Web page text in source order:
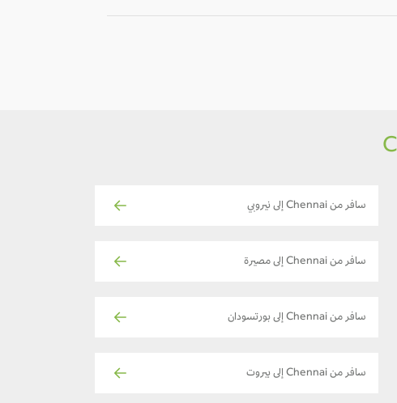
سافر من Chennai إلى نيروبي
سافر من Chennai إلى مصيرة
سافر من Chennai إلى بورتسودان
سافر من Chennai إلى بيروت